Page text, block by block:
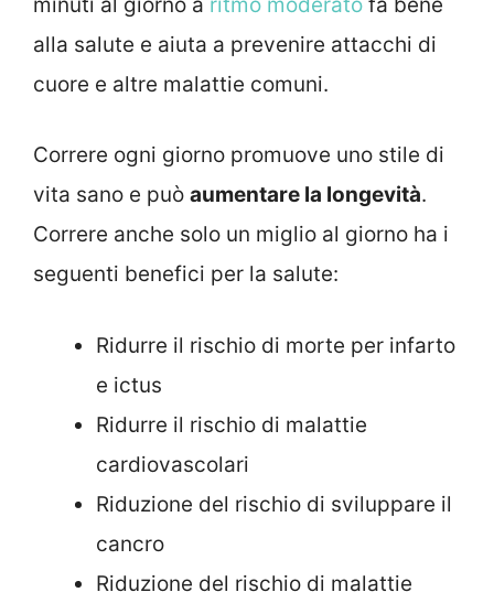
alla salute e aiuta a prevenire attacchi di
cuore e altre malattie comuni.
Correre ogni giorno promuove uno stile di
vita sano e può aumentare la longevità.
Correre anche solo un miglio al giorno ha i
seguenti benefici per la salute:
Ridurre il rischio di morte per infarto
e ictus
Ridurre il rischio di malattie
cardiovascolari
Riduzione del rischio di sviluppare il
cancro
Riduzione del rischio di malattie